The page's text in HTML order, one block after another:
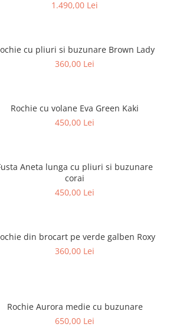
1.490,00 Lei
cu pliuri si buzunare Brown Lady
360,00 Lei
Rochie cu volane Eva Green Kaki
450,00 Lei
Aneta lunga cu pliuri si buzunare
corai
450,00 Lei
din brocart pe verde galben Roxy
360,00 Lei
Rochie Aurora medie cu buzunare
650,00 Lei